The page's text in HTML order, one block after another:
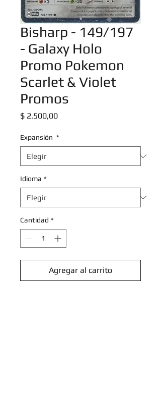
Bisharp - 149/197
- Galaxy Holo
Promo Pokemon
Scarlet & Violet
Promos
$ 2.500,00Precio
Expansión *
Idioma *
Cantidad *
Agregar al carrito